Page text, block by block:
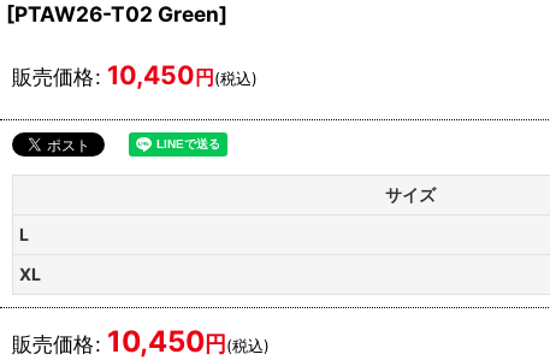
[PTAW26-T02 Green]
販売価格: 10,450 円 (税込)
サイズ
L
XL
販売価格: 10,450円(税込)